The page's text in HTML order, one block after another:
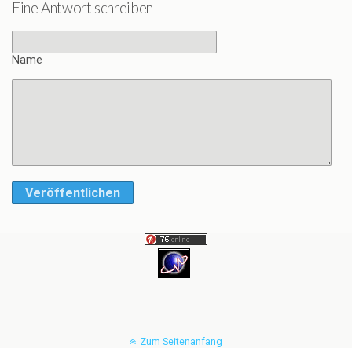
Eine Antwort schreiben
Name
Veröffentlichen
Zum Seitenanfang